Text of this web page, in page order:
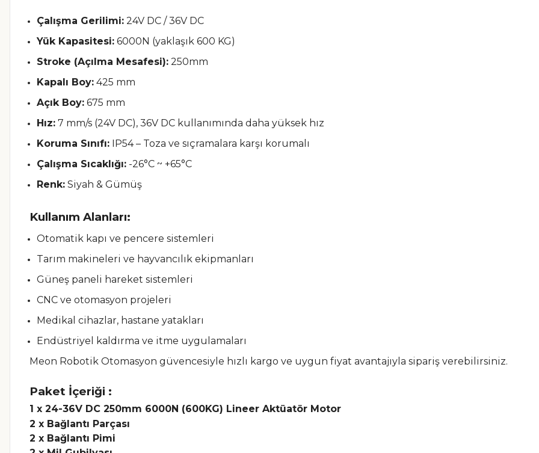
Çalışma Gerilimi: 24V DC / 36V DC
Yük Kapasitesi: 6000N (yaklaşık 600 KG)
Stroke (Açılma Mesafesi): 250mm
Kapalı Boy: 425 mm
Açık Boy: 675 mm
Hız: 7 mm/s (24V DC), 36V DC kullanımında daha yüksek hız
Koruma Sınıfı: IP54 – Toza ve sıçramalara karşı korumalı
Çalışma Sıcaklığı: -26°C ~ +65°C
Renk: Siyah & Gümüş
Kullanım Alanları:
Otomatik kapı ve pencere sistemleri
Tarım makineleri ve hayvancılık ekipmanları
Güneş paneli hareket sistemleri
CNC ve otomasyon projeleri
Medikal cihazlar, hastane yatakları
Endüstriyel kaldırma ve itme uygulamaları
Meon Robotik Otomasyon güvencesiyle hızlı kargo ve uygun fiyat avantajıyla sipariş verebilirsiniz.
Paket İçeriği :
1 x 24-36V DC 250mm 6000N (600KG) Lineer Aktüatör Motor
2 x Bağlantı Parçası
2 x Bağlantı Pimi